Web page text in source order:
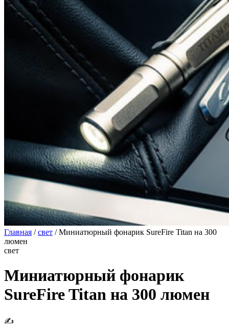
Главная / свет / Миниатюрный фонарик SureFire Titan на 300
люмен
свет
Миниатюрный фонарик
SureFire Titan на 300 люмен
✍